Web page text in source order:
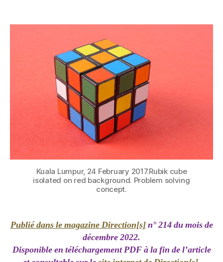
Kuala Lumpur, 24 February 2017.Rubik cube
isolated on red background. Problem solving
concept.
Publié dans le magazineDirection[s]n° 214 du mois de
décembre 2022.
Disponible en téléchargement PDF à la fin de l’article